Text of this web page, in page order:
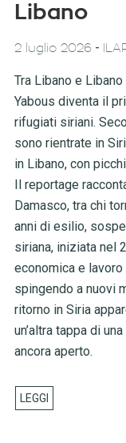
Libano
2 luglio 2026-
Tra Libano e
Yabous diventa il
rifugiati siriani.
sono rientrate in
in Libano, con
Il reportage
Damasco, tra chi
anni di esilio,
siriana, iniziata nel
economica e
spingendo a nuovi
ritorno in Siria
un’altra tappa di
ancora aperto.